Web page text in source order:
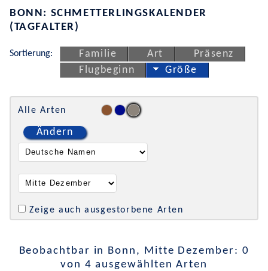
BONN: SCHMETTERLINGSKALENDER
(TAGFALTER)
Sortierung: Familie Art
Präsenz
Flugbeginn
Größe
Alle Arten
Ändern
Zeige auch ausgestorbene Arten
Beobachtbar in Bonn, Mitte Dezember: 0
von 4 ausgewählten Arten